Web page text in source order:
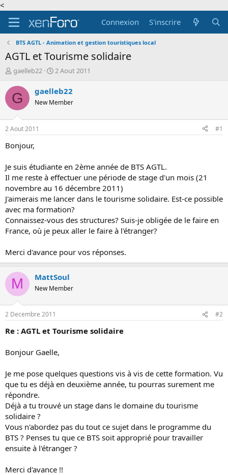
<
Connexion
S'inscrire
BTS AGTL - Animation et gestion touristiques local
AGTL et Tourisme solidaire
A
t
e
r
e
l
i
s
c
u
s
i
o
gaelleb22
D
t
d
é
2 Aout 2011
G gaelleb22
New Member
2 Aout 2011 #1
Bonjour,
Je suis étudiante en 2ème année de BTS AGTL.
Il me reste à effectuer une période de stage d'un mois (21
novembre au 16 décembre 2011)
J'aimerais me lancer dans le tourisme solidaire. Est-ce possible
avec ma formation?
Connaissez-vous des structures? Suis-je obligée de le faire en
France, où je peux aller le faire à l'étranger?
Merci d'avance pour vos réponses.
M MattSoul
New Member
2 Decembre 2011 #2
Re : AGTL et Tourisme solidaire
Bonjour Gaelle,
Je me pose quelques questions vis à vis de cette formation. Vu
que tu es déjà en deuxième année, tu pourras surement me
répondre.
Déjà a tu trouvé un stage dans le domaine du tourisme
solidaire ?
Vous n'abordez pas du tout ce sujet dans le programme du
BTS ? Penses tu que ce BTS soit approprié pour travailler
ensuite à l'étranger ?
Merci d'avance !!